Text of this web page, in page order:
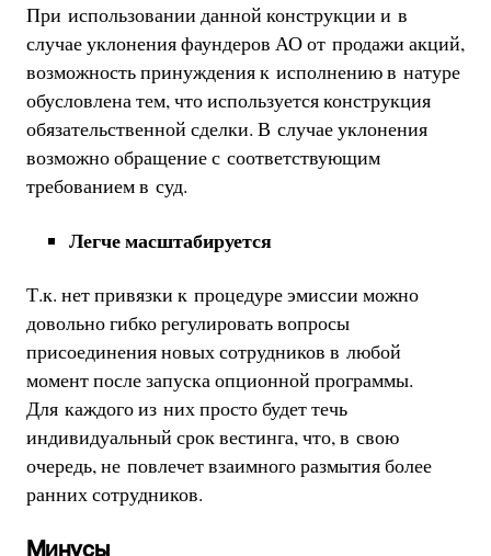
При использовании данной конструкции и в
случае уклонения фаундеров АО от продажи акций,
возможность принуждения к исполнению в натуре
обусловлена тем, что используется конструкция
обязательственной сделки. В случае уклонения
возможно обращение с соответствующим
требованием в суд.
Легче масштабируется
Т.к. нет привязки к процедуре эмиссии можно
довольно гибко регулировать вопросы
присоединения новых сотрудников в любой
момент после запуска опционной программы.
Для каждого из них просто будет течь
индивидуальный срок вестинга, что, в свою
очередь, не повлечет взаимного размытия более
ранних сотрудников.
Минусы